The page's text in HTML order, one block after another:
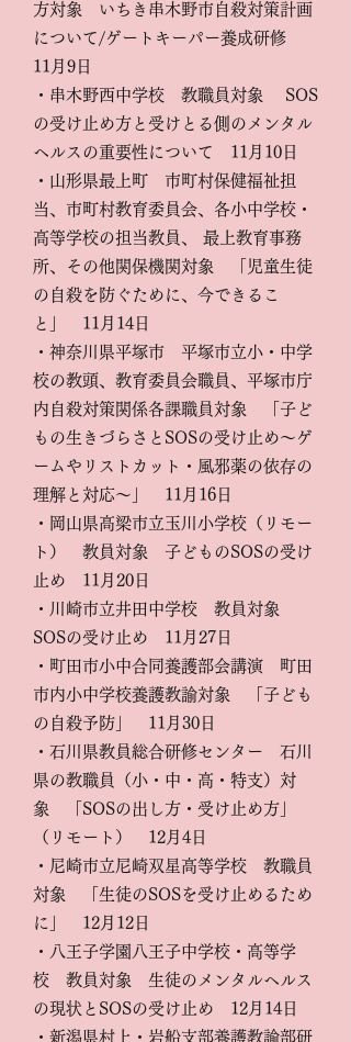
方対象 いちき串木野市自殺対策計画
について/ゲートキーパー養成研修
11月9日
・串木野西中学校 教職員対象 SOS
の受け止め方と受けとる側のメンタル
ヘルスの重要性について 11月10日
・山形県最上町 市町村保健福祉担
当、市町村教育委員会、各小中学校・
高等学校の担当教員、 最上教育事務
所、その他関保機関対象 「児童生徒
の自殺を防ぐために、今できるこ
と」 11月14日
・神奈川県平塚市 平塚市立小・中学
校の教頭、教育委員会職員、平塚市庁
内自殺対策関係各課職員対象 「子ど
もの生きづらさとSOSの受け止め～ゲ
ームやリストカット・風邪薬の依存の
理解と対応～」 11月16日
・ 岡山県高梁市立玉川小学校（リモー
ト） 教員対象 子どものSOSの受け
止め 11月20日
・川崎市立井田中学校 教員対象
SOSの受け止め 11月27日
・町田市小中合同養護部会講演 町田
市内小中学校養護教諭対象 「子ども
の自殺予防」 11月30日
・石川県教員総合研修センター 石川
県の教職員（小・中・高・特支）対
象 「SOSの出し方・受け止め方」
（リモート） 12月4日
・尼崎市立尼崎双星高等学校 教職員
対象 「生徒のSOSを受け止めるため
に」 12月12日
・八王子学園八王子中学校・高等学
校 教員対象 生徒のメンタルヘルス
の現状とSOSの受け止め 12月14日
・新潟県村上・岩船支部養護教諭部研